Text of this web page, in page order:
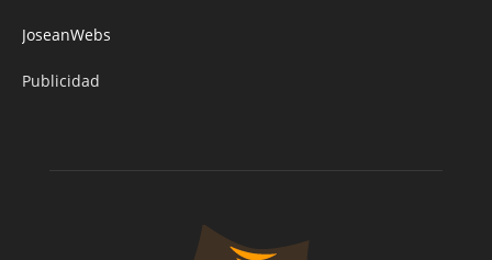
JoseanWebs
Publicidad